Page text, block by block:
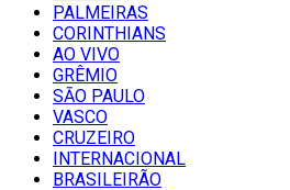
PALMEIRAS
CORINTHIANS
AO VIVO
GRÊMIO
SĀO PAULO
VASCO
CRUZEIRO
INTERNACIONAL
BRASILEIRÃO